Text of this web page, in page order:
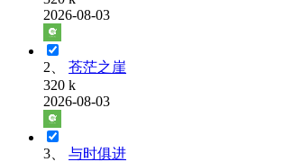
2026-08-03
2、
苍茫之崖
320 k
2026-08-03
3、
与时俱进